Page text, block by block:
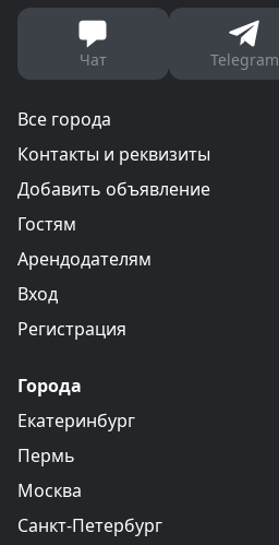
Чат Telegram
Все города
Контакты и реквизиты
Добавить объявление
Гостям
Арендодателям
Вход
Регистрация
Города
Екатеринбург
Пермь
Москва
Санкт-Петербург